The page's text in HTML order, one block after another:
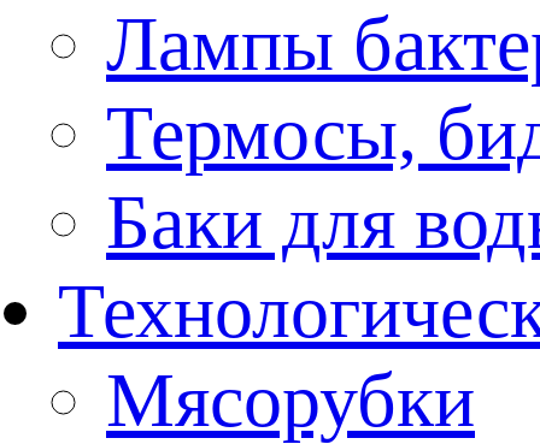
Лампы
Термосы,
Баки для
Мясорубки